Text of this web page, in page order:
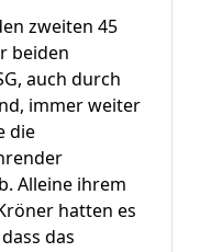
zweiten 45
beiden
auch durch
immer weiter
die
Alleine ihrem
hatten es
das